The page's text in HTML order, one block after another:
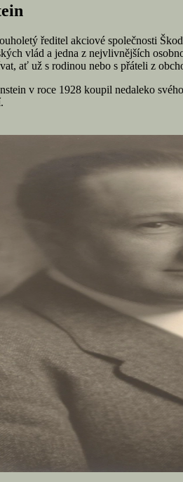
ředitel akciové společnosti
vlád a jedna z nejvlivnějších
ať už s rodinou nebo s přáteli z
v roce 1928 koupil nedaleko